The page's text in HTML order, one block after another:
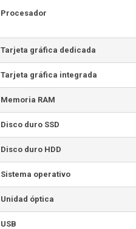
Procesador
Tarjeta gráfica dedicada
Tarjeta gráfica integrada
Memoria RAM
Disco duro SSD
Disco duro HDD
Sistema operativo
Unidad óptica
USB